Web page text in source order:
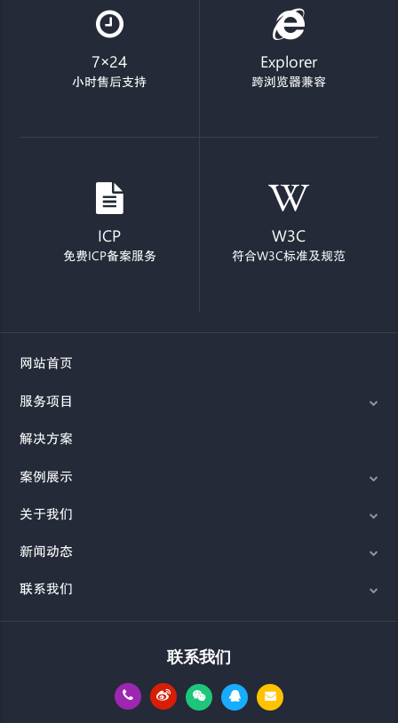
7×24
小时售后支持
Explorer
跨浏览器兼容
ICP
免费ICP备案服务
W3C
符合W3C标准及规范
网站首页
服务项目
解决方案
案例展示
关于我们
新闻动态
联系我们
联系我们